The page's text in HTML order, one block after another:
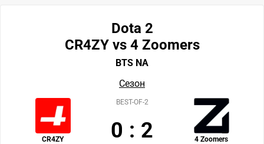
Dota 2
CR4ZY vs 4 Zoomers
BTS NA
Сезон
CR4ZY 4 Zoomers
BEST-OF-2
0 : 2